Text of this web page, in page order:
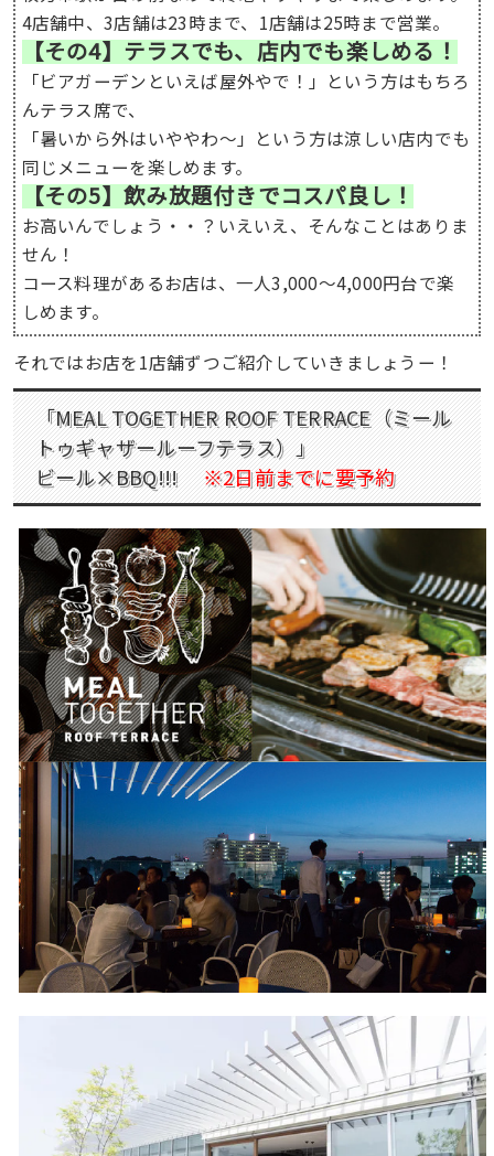
4店舗中、3店舗は23時まで、1店舗は25時まで営業。
【その4】テラスでも、店内でも楽しめる！
「ビアガーデンといえば屋外やで！」という方はもちろ
んテラス席で、
「暑いから外はいややわ〜」という方は涼しい店内でも
同じメニューを楽しめます。
【その5】飲み放題付きでコスパ良し！
お高いんでしょう・・？いえいえ、そんなことはありま
せん！
コース料理があるお店は、一人3,000〜4,000円台で楽
しめます。
それではお店を1店舗ずつご紹介していきましょうー！
「MEAL TOGETHER ROOF TERRACE（ミール
トゥギャザールーフテラス）」
ビール×BBQ!!!※2日前までに要予約